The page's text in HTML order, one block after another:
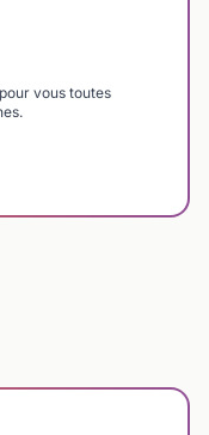
vous toutes